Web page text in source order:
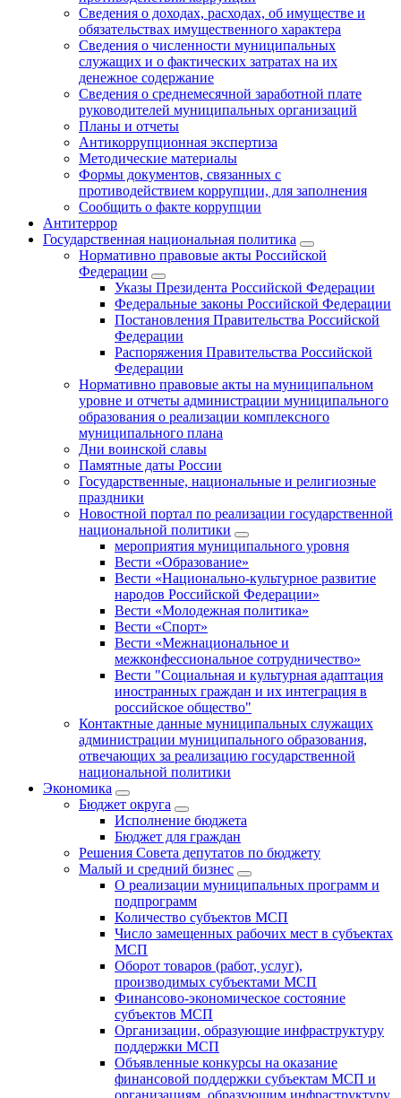
Сведения о доходах, расходах, об имуществе и
обязательствах имущественного характера
Сведения о численности муниципальных
служащих и о фактических затратах на их
денежное содержание
Сведения о среднемесячной заработной плате
руководителей муниципальных организаций
Планы и отчеты
Антикоррупционная экспертиза
Методические материалы
Формы документов, связанных с
противодействием коррупции, для заполнения
Сообщить о факте коррупции
Антитеррор
Государственная национальная политика
Нормативно правовые акты Российской
Федерации
Указы Президента Российской Федерации
Федеральные законы Российской Федерации
Постановления Правительства Российской
Федерации
Распоряжения Правительства Российской
Федерации
Нормативно правовые акты на муниципальном
уровне и отчеты администрации муниципального
образования о реализации комплексного
муниципального плана
Дни воинской славы
Памятные даты России
Государственные, национальные и религиозные
праздники
Новостной портал по реализации государственной
национальной политики
мероприятия муниципального уровня
Вести «Образование»
Вести «Национально-культурное развитие
народов Российской Федерации»
Вести «Молодежная политика»
Вести «Спорт»
Вести «Межнациональное и
межконфессиональное сотрудничество»
Вести "Социальная и культурная адаптация
иностранных граждан и их интеграция в
российское общество"
Контактные данные муниципальных служащих
администрации муниципального образования,
отвечающих за реализацию государственной
национальной политики
Экономика
Бюджет округa
Исполнение бюджета
Бюджет для граждан
Решения Совета депутатов по бюджету
Малый и средний бизнес
О реализации муниципальных программ и
подпрограмм
Количество субъектов МСП
Число замещенных рабочих мест в субъектах
МСП
Оборот товаров (работ, услуг),
производимых субъектами МСП
Финансово-экономическое состояние
субъектов МСП
Организации, образующие инфраструктуру
поддержки МСП
Объявленные конкурсы на оказание
финансовой поддержки субъектам МСП и
организациям, образующим инфраструктуру